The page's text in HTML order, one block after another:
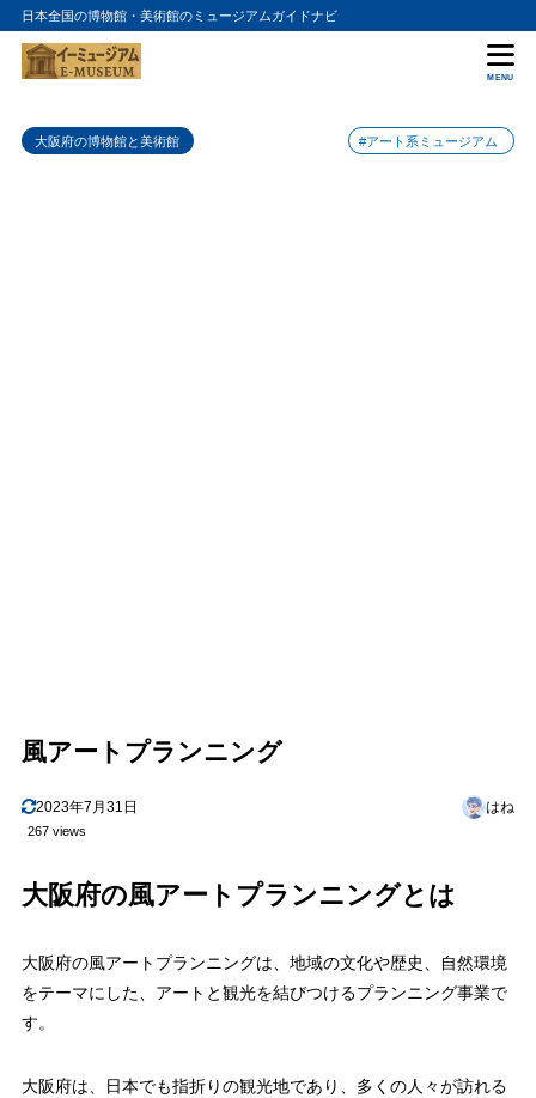
日本全国の博物館・美術館のミュージアムガイドナビ
MENU
大阪府の博物館と美術館 #アート系ミュージアム
風アートプランニング
2023年7月31日 はね
267 views
大阪府の風アートプランニングとは
大阪府の風アートプランニングは、地域の文化や歴史、自然環境
をテーマにした、アートと観光を結びつけるプランニング事業で
す。
大阪府は、日本でも指折りの観光地であり、多くの人々が訪れる
目次
1 特徴